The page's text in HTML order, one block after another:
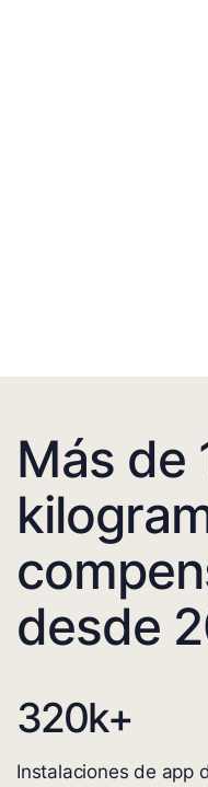
Más de
desde
320k+
Instalaciones de app